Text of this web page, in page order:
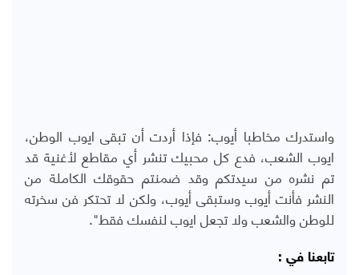
واستدرك مخاطبا أيوب: فإذا أردت أن تبقى ايوب الوطن،
ايوب الشعب، فدع كل محبيك تنشر أي مقاطع لأغنية قد
تم نشره من سيدتكم وقد ضمنتم حقوقك الكاملة من
النشر فأنت أيوب وستبقى أيوب، ولكن لا تحتكر فن سخرته
للوطن والشعب ولا تجعل ايوب لنفسك فقط".
تابعنا في :